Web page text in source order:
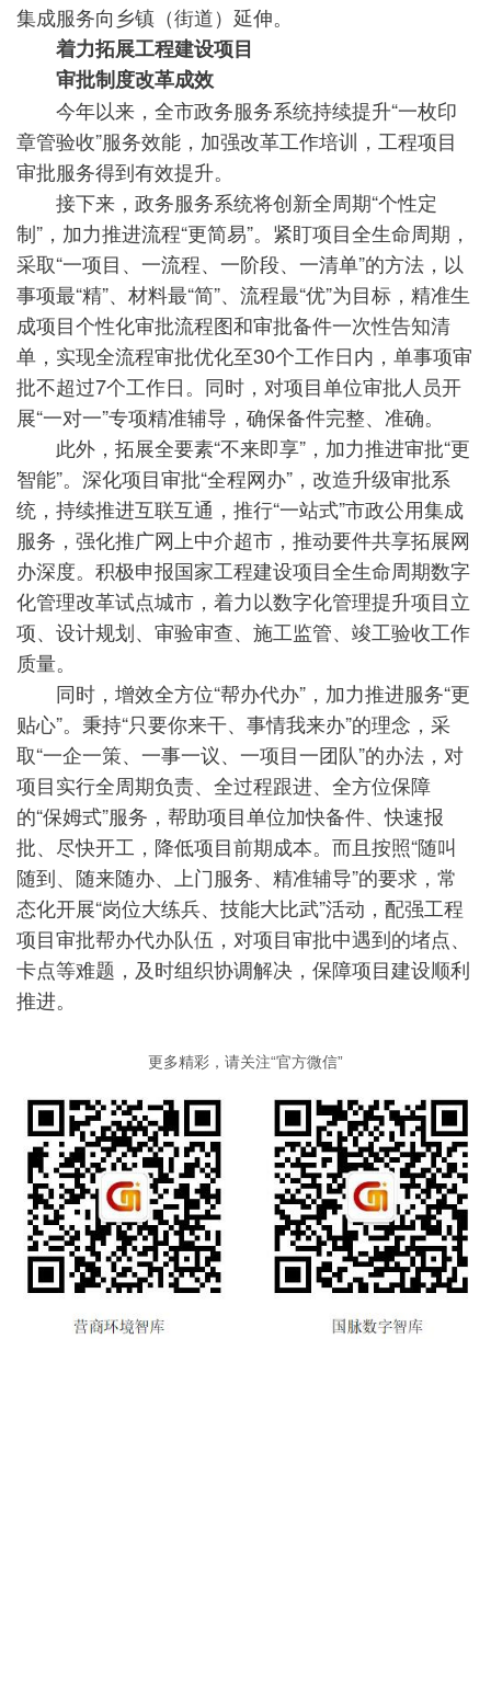
集成服务向乡镇（街道）延伸。
着力拓展工程建设项目
审批制度改革成效
今年以来，全市政务服务系统持续提升“一枚印
章管验收”服务效能，加强改革工作培训，工程项目
审批服务得到有效提升。
接下来，政务服务系统将创新全周期“个性定
制”，加力推进流程“更简易”。紧盯项目全生命周期，
采取“一项目、一流程、一阶段、一清单”的方法，以
事项最“精”、材料最“简”、流程最“优”为目标，精准生
成项目个性化审批流程图和审批备件一次性告知清
单，实现全流程审批优化至30个工作日内，单事项审
批不超过7个工作日。同时，对项目单位审批人员开
展“一对一”专项精准辅导，确保备件完整、准确。
此外，拓展全要素“不来即享”，加力推进审批“更
智能”。深化项目审批“全程网办”，改造升级审批系
统，持续推进互联互通，推行“一站式”市政公用集成
服务，强化推广网上中介超市，推动要件共享拓展网
办深度。积极申报国家工程建设项目全生命周期数字
化管理改革试点城市，着力以数字化管理提升项目立
项、设计规划、审验审查、施工监管、竣工验收工作
质量。
同时，增效全方位“帮办代办”，加力推进服务“更
贴心”。秉持“只要你来干、事情我来办”的理念，采
取“一企一策、一事一议、一项目一团队”的办法，对
项目实行全周期负责、全过程跟进、全方位保障
的“保姆式”服务，帮助项目单位加快备件、快速报
批、尽快开工，降低项目前期成本。而且按照“随叫
随到、随来随办、上门服务、精准辅导”的要求，常
态化开展“岗位大练兵、技能大比武”活动，配强工程
项目审批帮办代办队伍，对项目审批中遇到的堵点、
卡点等难题，及时组织协调解决，保障项目建设顺利
推进。
更多精彩，请关注“官方微信”